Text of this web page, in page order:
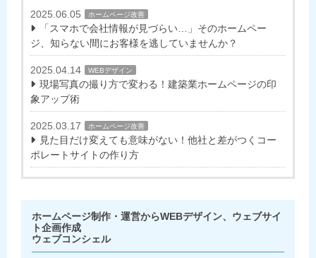
2025.06.05 ホームページ改善
「スマホで会社情報が見づらい…」そのホームペー
ジ、知らない間にお客様を逃していませんか？
2025.04.14 WEBデザイン
現場写真の撮り方で変わる！建築業ホームページの印
象アップ術
2025.03.17 ホームページ改善
見た目だけ変えても意味がない！他社と差がつくコー
ポレートサイトの作り方
ホームページ制作・運営からWEBデザイン、ウェブサイ
ト企画作成
ウェブコンシェル